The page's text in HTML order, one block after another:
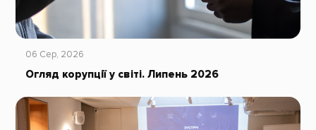
06 Сер, 2026
Огляд корупції у світі. Липень 2026